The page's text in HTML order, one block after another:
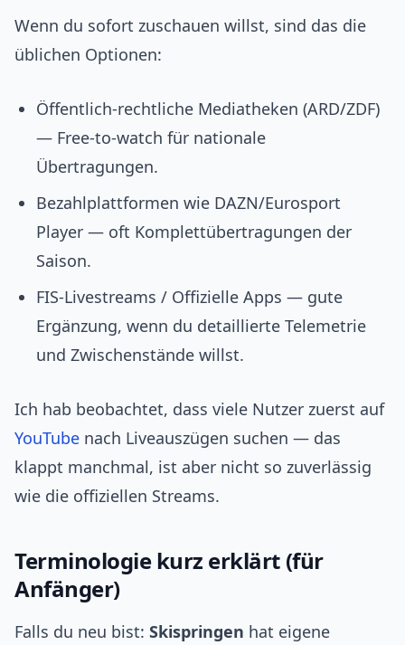
Wenn du sofort zuschauen willst, sind das die
üblichen Optionen:
Öffentlich‑rechtliche Mediatheken (ARD/ZDF)
— Free‑to‑watch für nationale
Übertragungen.
Bezahlplattformen wie DAZN/Eurosport
Player — oft Komplettübertragungen der
Saison.
FIS‑Livestreams / Offizielle Apps — gute
Ergänzung, wenn du detaillierte Telemetrie
und Zwischenstände willst.
Ich hab beobachtet, dass viele Nutzer zuerst auf
YouTube nach Liveauszügen suchen — das
klappt manchmal, ist aber nicht so zuverlässig
wie die offiziellen Streams.
Terminologie kurz erklärt (für
Anfänger)
Falls du neu bist: Skispringen hat eigene